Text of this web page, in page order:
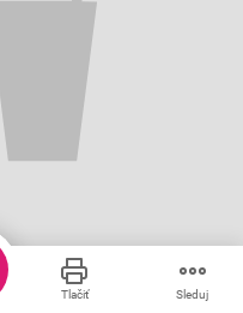
Tlačiť Sleduj